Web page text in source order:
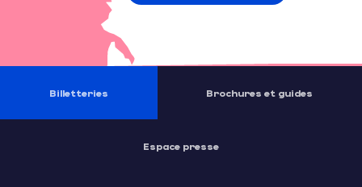
Billetteries Brochures et guides
Espace presse